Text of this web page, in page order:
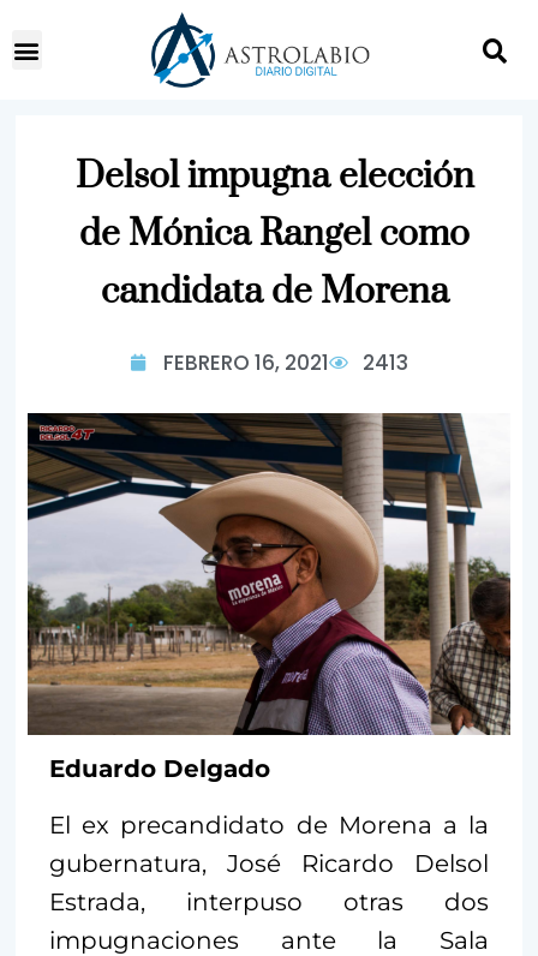
Delsol impugna elección
de Mónica Rangel como
candidata de Morena
FEBRERO 16, 2021 2413
Eduardo Delgado
El ex precandidato de Morena a la
gubernatura, José Ricardo Delsol
Estrada, interpuso otras dos
impugnaciones ante la Sala